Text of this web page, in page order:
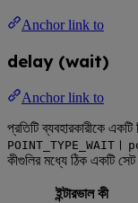
Anchor link to
delay (wait)
Anchor link to
প্রতিটি ব্যবহারকারীকে একটি
POINT_TYPE_WAIT ।
কীগুলির মধ্যে ঠিক একটি
ইন্টারভাল কী